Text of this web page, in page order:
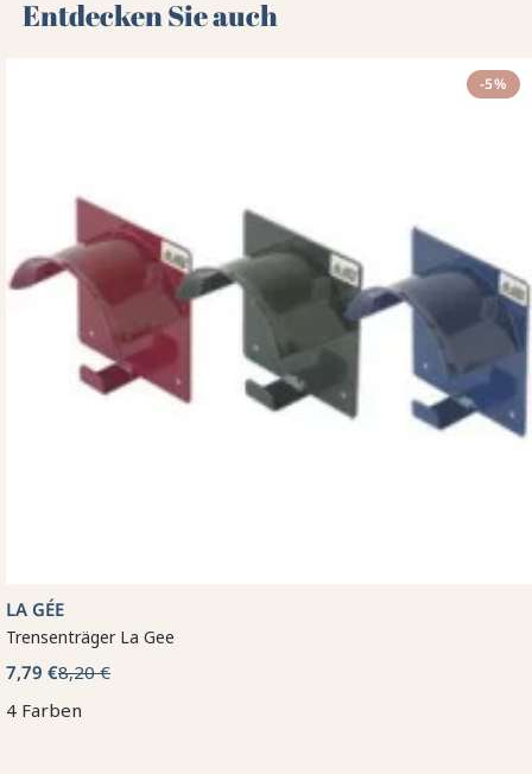
Entdecken Sie auch 🌻
-5%
LA GÉE
Trensenträger La Gee
7,79 €8,20 €
4 Farben